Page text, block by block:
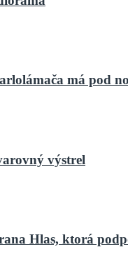
má pod
výstrel
Hlas, ktorá